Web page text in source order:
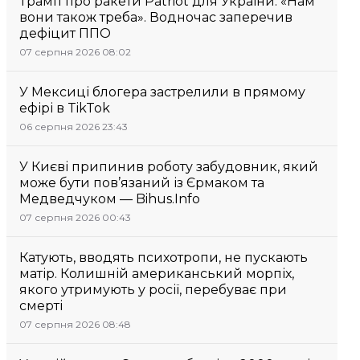
вони також треба». Водночас заперечив
дефіцит ППО
07 серпня 2026 08:02
У Мексиці блогера застрелили в прямому
ефірі в TikTok
06 серпня 2026 23:43
У Києві припинив роботу забудовник, який
може бути пов’язаний із Єрмаком та
Медведчуком — Bihus.Info
07 серпня 2026 00:43
Катують, вводять психотропи, не пускають
матір. Колишній американський морпіх,
якого утримують у росії, перебуває при
смерті
07 серпня 2026 08:48